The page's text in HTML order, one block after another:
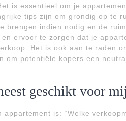
is essentieel om je
tips zijn om grondig op te
brengen indien nodig en de
ervoor te zorgen dat je
Het is ook aan te raden
om potentiële kopers een
geschikt voor
is: “Welke